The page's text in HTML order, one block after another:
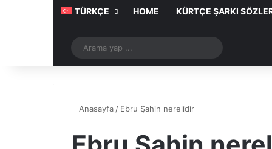
TÜRKÇE HOME KÜRTÇE ŞARKI
Rastgele Makale
yap
Anasayfa / Ebru Şahin nerelidir